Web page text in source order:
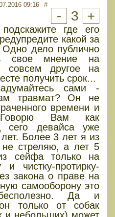
09:16 #
- 3 +
где его
какой за
Одно дело публично
свое мнение на
совсем другое на
получить срок...
сами -
травмат? Он не
времени и
Вам как
сего девайса уже
Более 3 лет я из
не стреляю, а лет 5
сейфа только на
и чистку-протирку-
закона о праве на
самооборону это
Да и
только от собак